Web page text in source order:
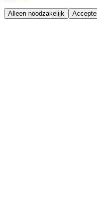
Alleen noodzakelijk